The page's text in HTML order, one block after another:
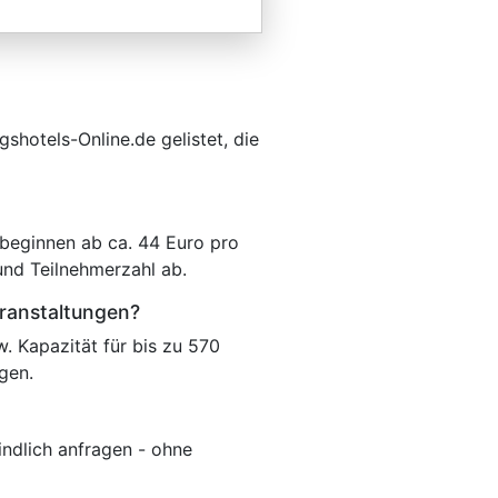
Online.de gelistet, die
ab ca. 44 Euro pro
Teilnehmerzahl ab.
Kapazität für bis zu 570
anfragen - ohne